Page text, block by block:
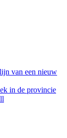
van een nieuw
in de provincie